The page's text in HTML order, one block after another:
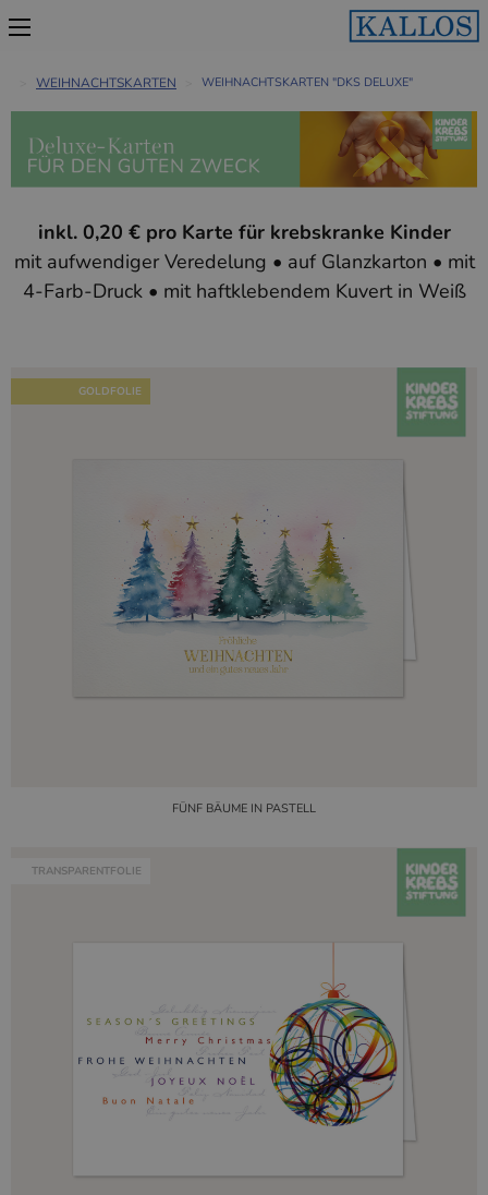
WEIHNACHTSKARTEN WEIHNACHTSKARTEN "DKS DELUXE"
inkl. 0,20 € pro Karte für krebskranke Kinder
mit aufwendiger Veredelung • auf Glanzkarton • mit
4-Farb-Druck • mit haftklebendem Kuvert in Weiß
GOLDFOLIE
FÜNF BÄUME IN PASTELL
TRANSPARENTFOLIE